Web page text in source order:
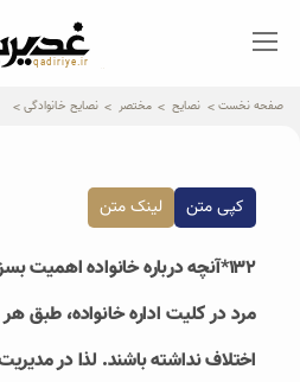
qadiriye.ir
نشریه ی غدیریه-بیانات
صفحه نخست نصایح مختصر نصایح خانوادگی
کپی متن لینک متن
۱۳۲*آنچه درباره خانواده
مرد در کلیت اداره خانواده، طبق
اختلاف نداشته باشند. لذا در مدیریت